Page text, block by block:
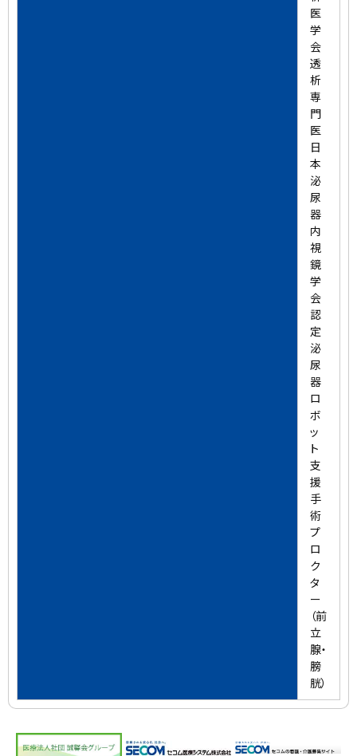
医
学
会
透
析
専
門
医
日
本
泌
尿
器
内
視
鏡
学
会
認
定
泌
尿
器
ロ
ボ
ッ
ト
支
援
手
術
プ
ロ
ク
タ
ー
（前
立
腺・
膀
胱）